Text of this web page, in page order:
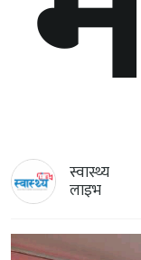
स्वास्थ्य
लाइभ